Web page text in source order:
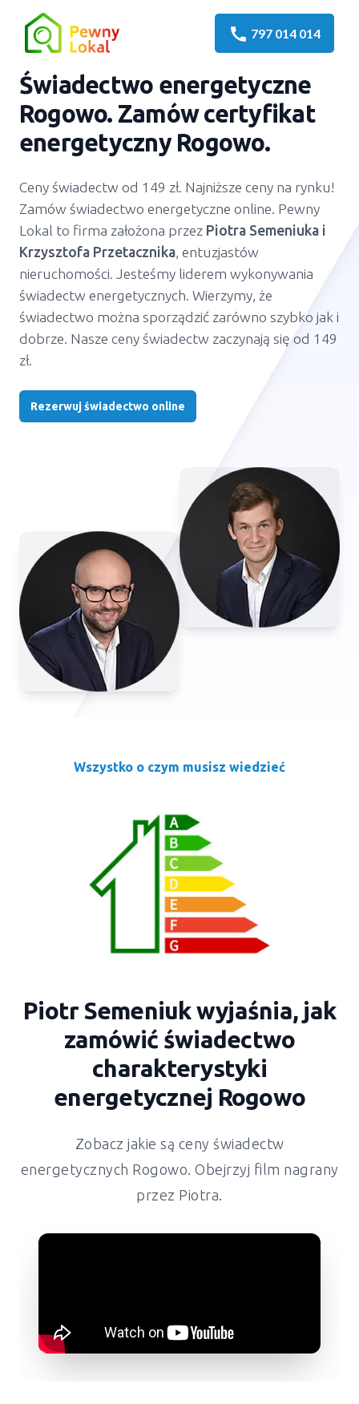
call 797 014 014
Świadectwo energetyczne
Rogowo. Zamów certyfikat
energetyczny Rogowo.
Ceny świadectw od 149 zł. Najniższe ceny na rynku!
Zamów świadectwo energetyczne online. Pewny
Lokal to firma założona przez Piotra Semeniuka i
Krzysztofa Przetacznika, entuzjastów
nieruchomości. Jesteśmy liderem wykonywania
świadectw energetycznych. Wierzymy, że
świadectwo można sporządzić zarówno szybko jak i
dobrze. Nasze ceny świadectw zaczynają się od 149
zł.
Rezerwuj świadectwo online
Wszystko o czym musisz wiedzieć
Piotr Semeniuk wyjaśnia, jak
zamówić świadectwo
charakterystyki
energetycznej Rogowo
Zobacz jakie są ceny świadectw
energetycznych Rogowo . Obejrzyj film nagrany
przez Piotra.